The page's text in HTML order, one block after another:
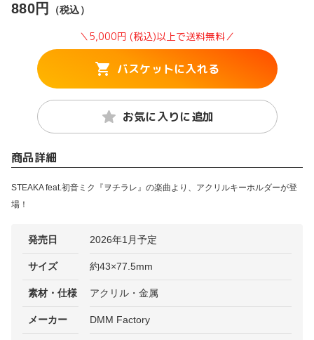
880円
（税込）
＼5,000円 (税込)以上で送料無料／
バスケットに入れる
お気に入りに追加
商品詳細
STEAKA feat.初音ミク『ヲチラレ』の楽曲より、アクリルキーホルダーが登
場！
発売日 2026年1月予定
サイズ 約43×77.5mm
素材・仕様 アクリル・金属
メーカー DMM Factory